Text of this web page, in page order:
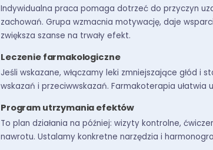
Indywidualna praca pomaga dotrzeć do przyczyn
zachowań. Grupa wzmacnia motywację, daje
zwiększa szanse na trwały efekt.
Leczenie farmakologiczne
Jeśli wskazane, włączamy leki zmniejszające głód i
wskazań i przeciwwskazań. Farmakoterapia ułatwia
Program utrzymania efektów
To plan działania na później: wizyty kontrolne,
nawrotu. Ustalamy konkretne narzędzia i